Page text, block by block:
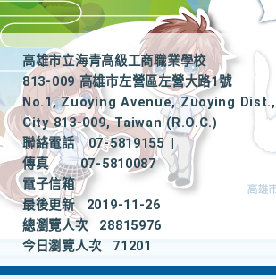
高雄市立海青高級工商職業學校
813-009 高雄市左營區左營大路1號
No.1, Zuoying Avenue, Zuoying
City 813-009, Taiwan (R.O.C.)
聯絡電話
07-5819155
|
傳真
07-5810087
電子信箱
最後更新
2019-11-26
總瀏覽人次
28815976
今日瀏覽人次
71201